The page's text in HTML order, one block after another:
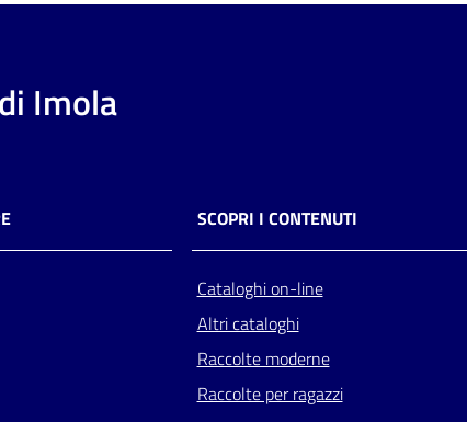
Imola
SCOPRI I CONTENUTI
Cataloghi on-line
Altri cataloghi
Raccolte moderne
Raccolte per ragazzi